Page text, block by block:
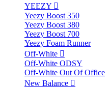
YEEZY
Yeezy Boost 350
Yeezy Boost 380
Yeezy Boost 700
Yeezy Foam Runner
Off-White
Off-White ODSY
Off-White Out Of Office
New Balance